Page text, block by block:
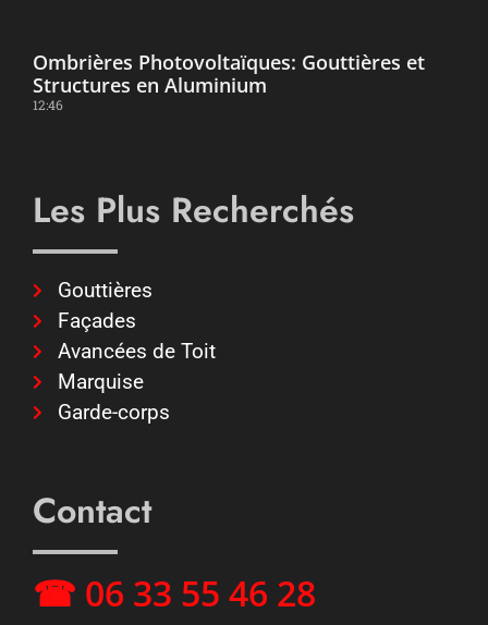
Ombrières Photovoltaïques: Gouttières et
Structures en Aluminium
12:46
Les Plus Recherchés
Gouttières
Façades
Avancées de Toit
Marquise
Garde-corps
Contact
☎ 06 33 55 46 28